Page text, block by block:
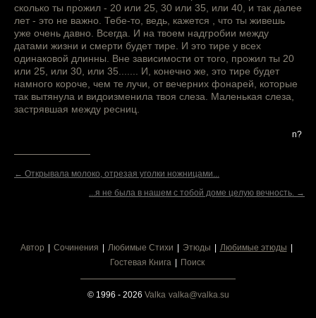
сколько ты прожил - 20 или 25, 30 или 35, или 40, и так далее
лет - это не важно. Тебе-то, ведь, кажется , что ты живешь
уже очень давно. Всегда. И на твоем надгробии между
датами жизни и смерти будет тире. И это тире у всех
одинаковой длинны. Вне зависимости от того, прожил ты 20
или 25, или 30, или 35....... И, конечно же, это тире будет
намного короче, чем те лучи, от вечерних фонарей, которые
так вытянула и видоизменила твоя слеза. Маленькая слеза,
застрявшая между ресниц.
n?
← Открывала молоко, отрезая уголки ножницами...
...я не была в нашем с тобой доме целую вечность. →
Автор Сочинения Любимые Стихи Этюды
Любимые этюды
Гостевая Книга
Поиск
© 1996 - 2026 Valka valka@valka.su